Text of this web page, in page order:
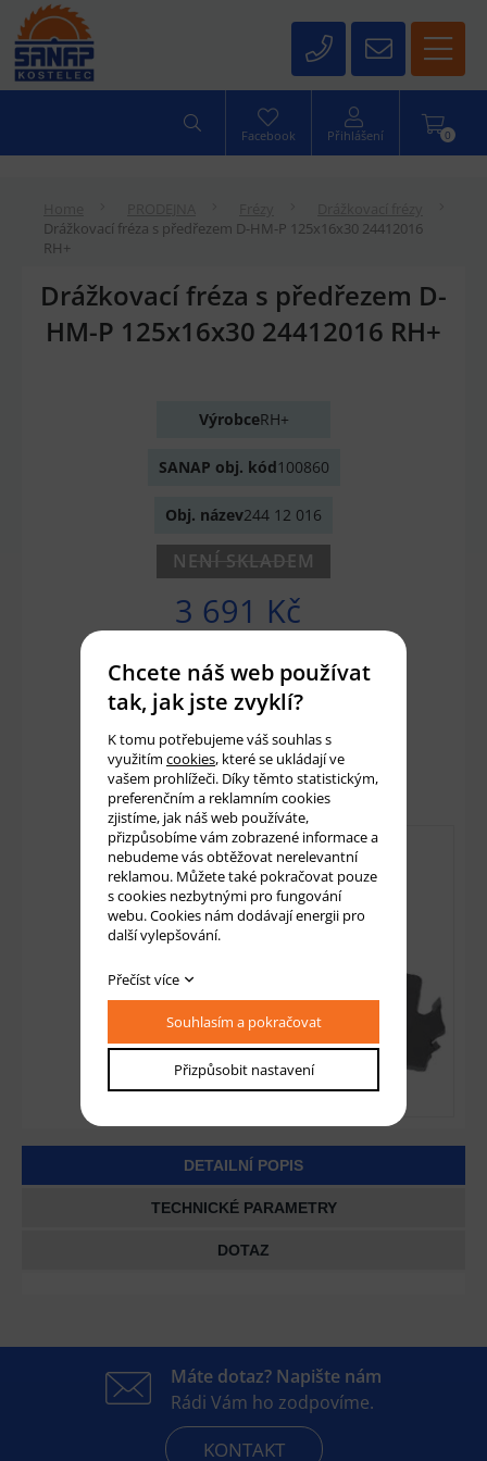
0
Facebook Přihlášení
Drážkovací fréza s předřezem D-HM-P 125x16x30 24412016
RH+
Drážkovací fréza s předřezem D-
HM-P 125x16x30 24412016 RH+
VýrobceRH+
SANAP obj. kód100860
Obj. název244 12 016
NENÍ SKLADEM
3 691 Kč
Množství:
Přidat do košíku
DETAILNÍ POPIS
TECHNICKÉ PARAMETRY
DOTAZ
Máte dotaz? Napište nám
Rádi Vám ho zodpovíme.
KONTAKT
Chcete náš web používat
tak, jak jste zvyklí?
K tomu potřebujeme váš souhlas s
využitím cookies, které se ukládají ve
vašem prohlížeči. Díky těmto statistickým,
preferenčním a reklamním cookies
zjistíme, jak náš web používáte,
přizpůsobíme vám zobrazené informace a
nebudeme vás obtěžovat nerelevantní
reklamou. Můžete také pokračovat pouze
s cookies nezbytnými pro fungování
webu. Cookies nám dodávají energii pro
další vylepšování.
Přečíst více
Souhlasím a pokračovat
Přizpůsobit nastavení